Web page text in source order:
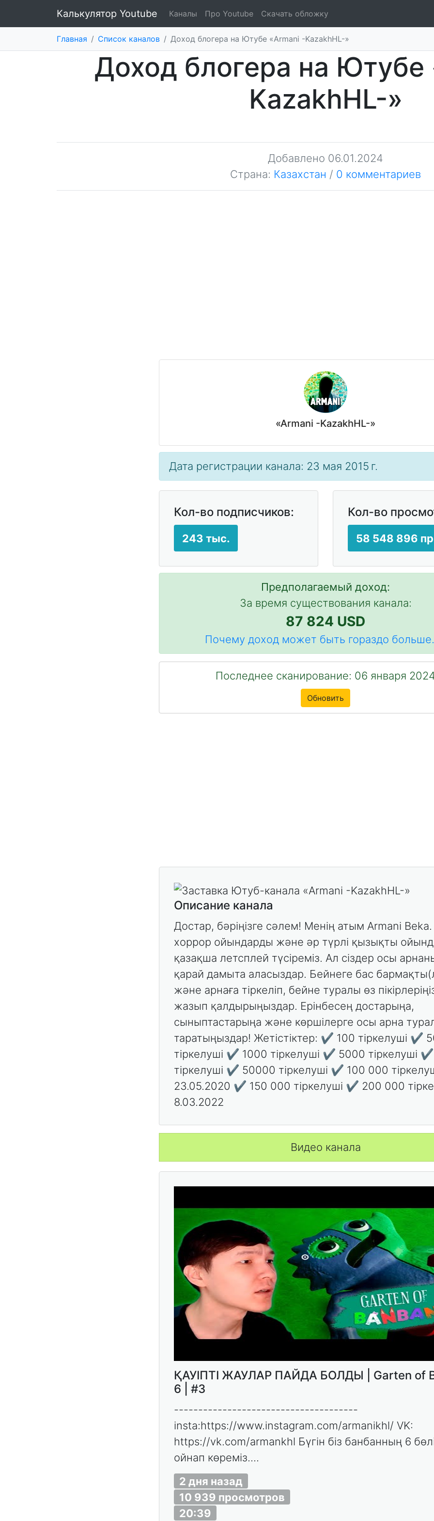
Калькулятор Youtube Каналы Про Youtube Скачать обложку
Главная / Список каналов / Доход блогера на Ютубе «Armani -KazakhHL-»
Доход блогера на Ютубе
KazakhHL-»
Добавлено 06.01.2024
Страна: Казахстан / 0 комментариев
«Armani -KazakhHL-»
Дата регистрации канала: 23 мая 2015 г.
Кол-во подписчиков:
243 тыс.
Кол-во
58 548 896
Предполагаемый доход:
За время существования канала:
87 824 USD
Почему доход может быть гораздо
Последнее сканирование: 06 января
Обновить
Описание канала
Достар, бәріңізге сәлем! Менің атым Armani Beka.
хоррор ойындарды және әр түрлі қызықты
қазақша летсплей түсіреміз. Ал сіздер осы
қарай дамыта аласыздар. Бейнеге бас
және арнаға тіркеліп, бейне туралы өз
жазып қалдырыңыздар. Ерінбесең достарыңа,
сыныптастарыңа және көршілерге осы арна
таратыңыздар! Жетістіктер: ✔ 100 тіркелуші ✔
тіркелуші ✔ 1000 тіркелуші ✔ 5000 тіркелуші
тіркелуші ✔ 50000 тіркелуші ✔ 100 000
23.05.2020 ✔ 150 000 тіркелуші ✔ 200 000
8.03.2022
Видео канала
ҚАУІПТІ ЖАУЛАР ПАЙДА БОЛДЫ | Garten of
6 | #3
--------------------------------------
insta:https://www.instagram.com/armanikhl/ VK:
https://vk.com/armankhl Бүгін біз банбанның 6
ойнап көреміз....
2 дня назад
10 939 просмотров
20:39